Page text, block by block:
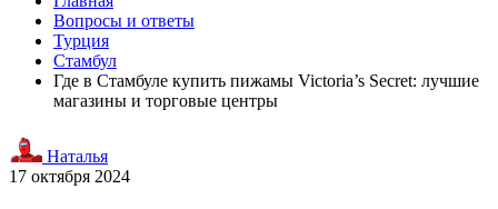
Вопросы и ответы
Турция
Стамбул
Где в Стамбуле купить пижамы Victoria’s Secret: лучшие
магазины и торговые центры
Наталья
17 октября 2024